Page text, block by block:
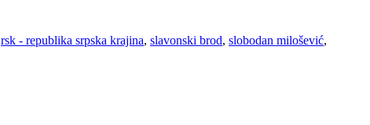
rsk - republika srpska krajina, slavonski brod, slobodan milošević,